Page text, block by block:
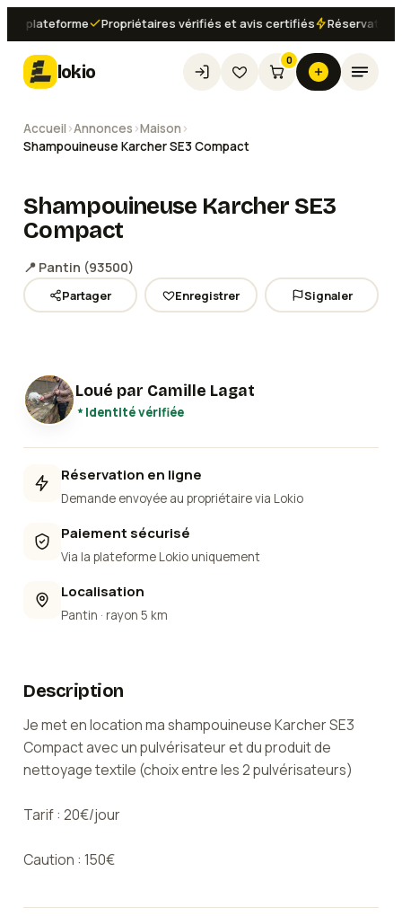
plateforme Propriétaires vérifiés et avis certifiés Réservation
lokio
0
Accueil ›Annonces ›Maison ›
Shampouineuse Karcher SE3 Compact
Shampouineuse Karcher SE3
Compact
📍 Pantin (93500)
Partager Enregistrer Signaler
Voir les 2photos
Loué par Camille Lagat
Identité vérifiée
Réservation en ligne
Demande envoyée au propriétaire via Lokio
Paiement sécurisé
Via la plateforme Lokio uniquement
Localisation
Pantin · rayon 5 km
Description
Je met en location ma shampouineuse Karcher SE3
Compact avec un pulvérisateur et du produit de
nettoyage textile (choix entre les 2 pulvérisateurs)
Tarif : 20€/jour
Caution : 150€